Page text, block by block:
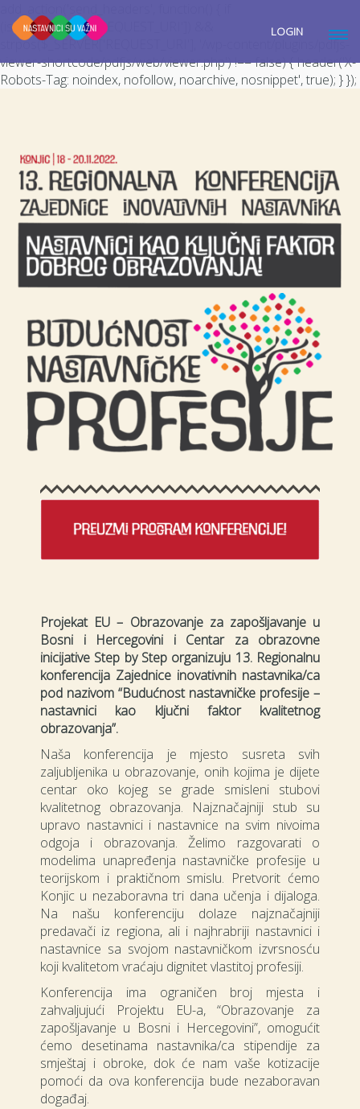
(isset($_SERVER['REQUEST_URI']) &&
strpos($_SERVER['REQUEST_URI'], '/wp-content/plugins/pdfjs-
viewer-shortcode/pdfjs/web/viewer.php') !== false) { header('X-
Robots-Tag: noindex, nofollow, noarchive, nosnippet', true); } });
LOGIN
Projekat EU – Obrazovanje za zapošljavanje u
Bosni i Hercegovini i Centar za obrazovne
inicijative Step by Step organizuju 13. Regionalnu
konferencija Zajednice inovativnih nastavnika/ca
pod nazivom “Budućnost nastavničke profesije –
nastavnici kao ključni faktor kvalitetnog
obrazovanja”.
Naša konferencija je mjesto susreta svih
zaljubljenika u obrazovanje, onih kojima je dijete
centar oko kojeg se grade smisleni stubovi
kvalitetnog obrazovanja. Najznačajniji stub su
upravo nastavnici i nastavnice na svim nivoima
odgoja i obrazovanja. Želimo razgovarati o
modelima unapređenja nastavničke profesije u
teorijskom i praktičnom smislu. Pretvorit ćemo
Konjic u nezaboravna tri dana učenja i dijaloga.
Na našu konferenciju dolaze najznačajniji
predavači iz regiona, ali i najhrabriji nastavnici i
nastavnice sa svojom nastavničkom izvrsnosću
koji kvalitetom vraćaju dignitet vlastitoj profesiji.
Konferencija ima ograničen broj mjesta i
zahvaljujući Projektu EU-a, “Obrazovanje za
zapošljavanje u Bosni i Hercegovini”, omogućit
ćemo desetinama nastavnika/ca stipendije za
smještaj i obroke, dok će nam vaše kotizacije
pomoći da ova konferencija bude nezaboravan
događaj.